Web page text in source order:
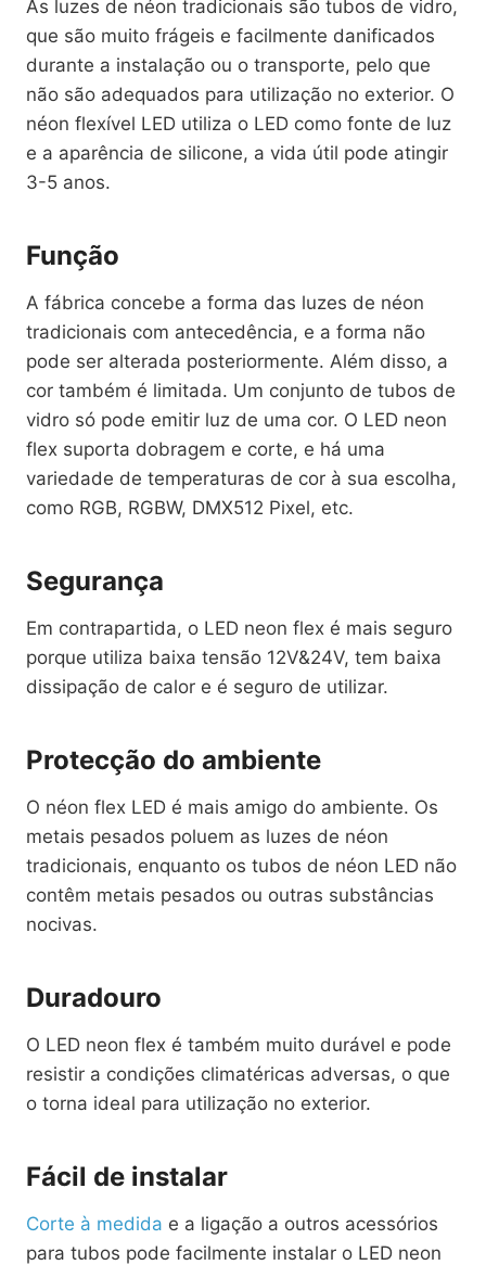
As luzes de néon tradicionais são tubos de vidro,
que são muito frágeis e facilmente danificados
durante a instalação ou o transporte, pelo que
não são adequados para utilização no exterior. O
néon flexível LED utiliza o LED como fonte de luz
e a aparência de silicone, a vida útil pode atingir
3-5 anos.
Função
A fábrica concebe a forma das luzes de néon
tradicionais com antecedência, e a forma não
pode ser alterada posteriormente. Além disso, a
cor também é limitada. Um conjunto de tubos de
vidro só pode emitir luz de uma cor. O LED neon
flex suporta dobragem e corte, e há uma
variedade de temperaturas de cor à sua escolha,
como RGB, RGBW, DMX512 Pixel, etc.
Segurança
Em contrapartida, o LED neon flex é mais seguro
porque utiliza baixa tensão 12V&24V, tem baixa
dissipação de calor e é seguro de utilizar.
Protecção do ambiente
O néon flex LED é mais amigo do ambiente. Os
metais pesados poluem as luzes de néon
tradicionais, enquanto os tubos de néon LED não
contêm metais pesados ou outras substâncias
nocivas.
Duradouro
O LED neon flex é também muito durável e pode
resistir a condições climatéricas adversas, o que
o torna ideal para utilização no exterior.
Fácil de instalar
Corte à medida e a ligação a outros acessórios
para tubos pode facilmente instalar o LED neon